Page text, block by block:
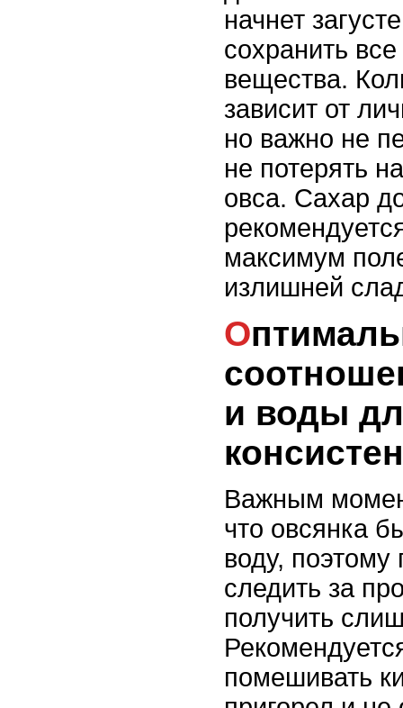
начнет
сохранить
вещества.
зависит от
но важно не
не потерять
овса. Сахар
максимум
излишней
Оптимальное
и воды
Важным
что овсянка
воду,
следить за
получить
помешивать